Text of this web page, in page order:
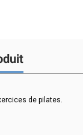
de pilates.